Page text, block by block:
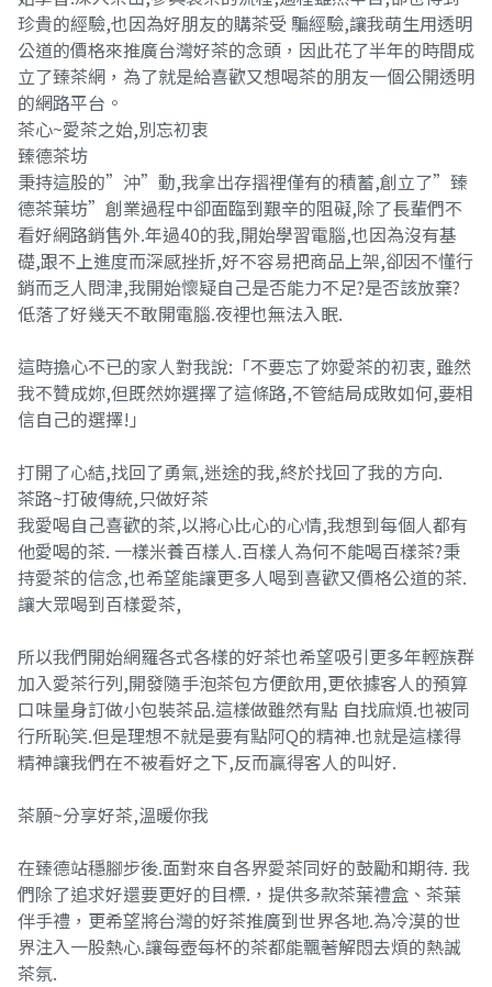
珍貴的經驗,也因為好朋友的購茶受 騙經驗,讓我萌生用透明
公道的價格來推廣台灣好茶的念頭，因此花了半年的時間成
立了臻茶網，為了就是給喜歡又想喝茶的朋友一個公開透明
的網路平台。
茶心~愛茶之始,別忘初衷
臻德茶坊
秉持這股的”沖”動,我拿出存摺裡僅有的積蓄,創立了”臻
德茶葉坊”創業過程中卻面臨到艱辛的阻礙,除了長輩們不
看好網路銷售外.年過40的我,開始學習電腦,也因為沒有基
礎,跟不上進度而深感挫折,好不容易把商品上架,卻因不懂行
銷而乏人問津,我開始懷疑自己是否能力不足?是否該放棄?
低落了好幾天不敢開電腦.夜裡也無法入眠.
這時擔心不已的家人對我說:「不要忘了妳愛茶的初衷, 雖然
我不贊成妳,但既然妳選擇了這條路,不管結局成敗如何,要相
信自己的選擇!」
打開了心結,找回了勇氣,迷途的我,終於找回了我的方向.
茶路~打破傳統,只做好茶
我愛喝自己喜歡的茶,以將心比心的心情,我想到每個人都有
他愛喝的茶. 一樣米養百樣人.百樣人為何不能喝百樣茶?秉
持愛茶的信念,也希望能讓更多人喝到喜歡又價格公道的茶.
讓大眾喝到百樣愛茶,
所以我們開始網羅各式各樣的好茶也希望吸引更多年輕族群
加入愛茶行列,開發隨手泡茶包方便飲用,更依據客人的預算
口味量身訂做小包裝茶品.這樣做雖然有點 自找麻煩.也被同
行所恥笑.但是理想不就是要有點阿Q的精神.也就是這樣得
精神讓我們在不被看好之下,反而贏得客人的叫好.
茶願~分享好茶,溫暖你我
在臻德站穩腳步後.面對來自各界愛茶同好的鼓勵和期待. 我
們除了追求好還要更好的目標.，提供多款茶葉禮盒、茶葉
伴手禮，更希望將台灣的好茶推廣到世界各地.為冷漠的世
界注入一股熱心.讓每壺每杯的茶都能飄著解悶去煩的熱誠
茶氛.